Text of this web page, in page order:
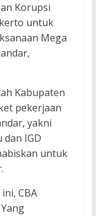
Korupsi
untuk
Mega
Kabupaten
pekerjaan
yakni
IGD
untuk
CBA